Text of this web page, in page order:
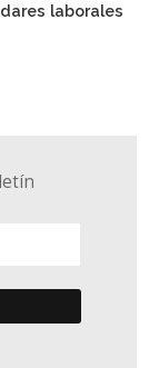
laborales